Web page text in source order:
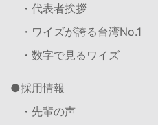
・代表者挨拶
・ワイズが誇る台湾No.1
・数字で見るワイズ
採用情報
・先輩の声